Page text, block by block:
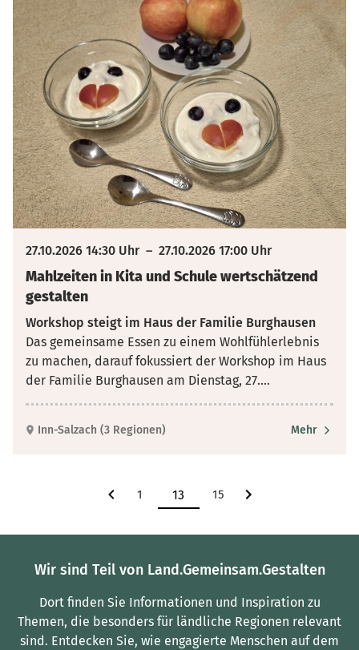
27.10.2026 14:30 Uhr– 27.10.2026 17:00 Uhr
Mahlzeiten in Kita und Schule wertschätzend
gestalten
Workshop steigt im Haus der Familie Burghausen
Das gemeinsame Essen zu einem Wohlfühlerlebnis
zu machen, darauf fokussiert der Workshop im Haus
der Familie Burghausen am Dienstag, 27....
Inn-Salzach (3 Regionen) Mehr
1 15
Wir sind Teil von Land.Gemeinsam.Gestalten
Dort finden Sie Informationen und Inspiration zu
Themen, die besonders für ländliche Regionen relevant
sind. Entdecken Sie, wie engagierte Menschen auf dem